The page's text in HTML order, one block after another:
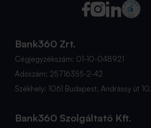
Bank360 Zrt.
Cégjegyzékszám: 01-10-048921
Adószám: 25716355-2-42
Székhely: 1061 Budapest, Andrássy út 10.
Bank360 Szolgáltató Kft.